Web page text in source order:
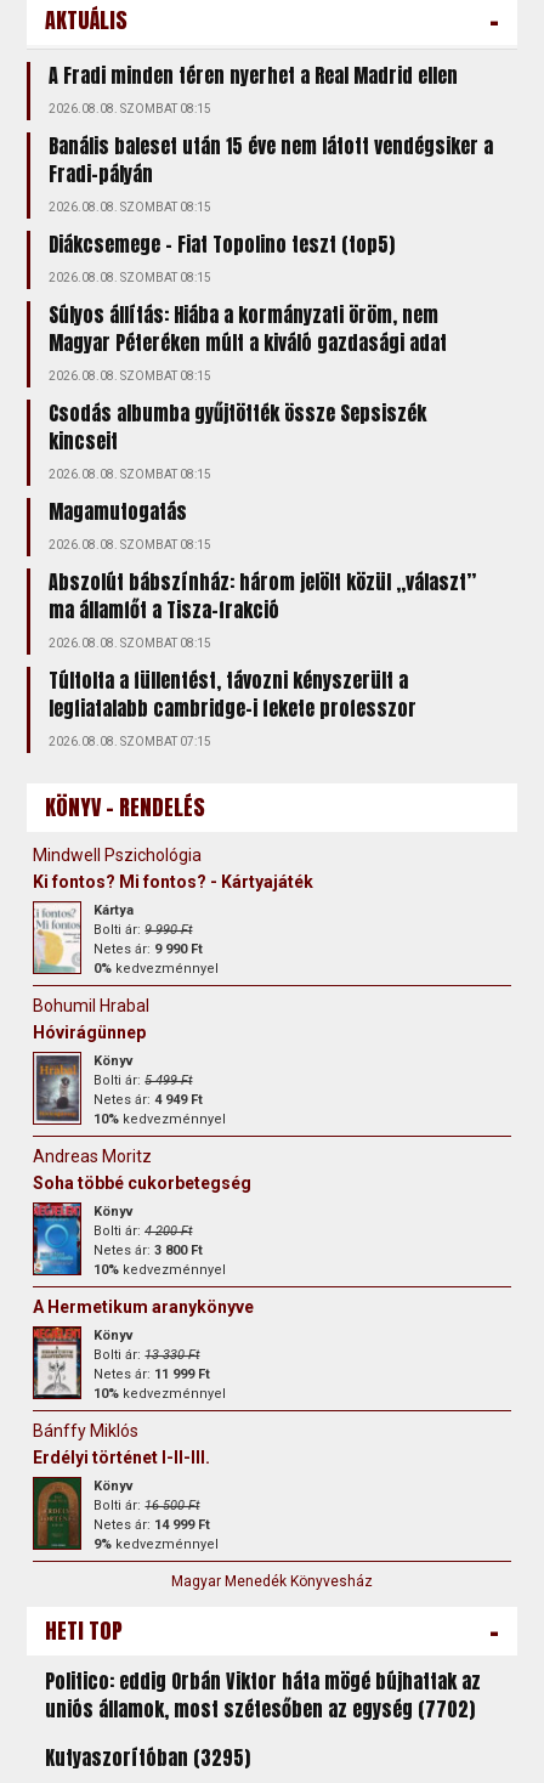
AKTUÁLIS -
A Fradi minden téren nyerhet a Real Madrid ellen
2026.08.08. SZOMBAT 08:15
Banális baleset után 15 éve nem látott vendégsiker a
Fradi-pályán
2026.08.08. SZOMBAT 08:15
Diákcsemege – Fiat Topolino teszt (top5)
2026.08.08. SZOMBAT 08:15
Súlyos állítás: Hiába a kormányzati öröm, nem
Magyar Péteréken múlt a kiváló gazdasági adat
2026.08.08. SZOMBAT 08:15
Csodás albumba gyűjtötték össze Sepsiszék
kincseit
2026.08.08. SZOMBAT 08:15
Magamutogatás
2026.08.08. SZOMBAT 08:15
Abszolút bábszínház: három jelölt közül „választ”
ma államfőt a Tisza-frakció
2026.08.08. SZOMBAT 08:15
Túltolta a füllentést, távozni kényszerült a
legfiatalabb cambridge-i fekete professzor
2026.08.08. SZOMBAT 07:15
KÖNYV - RENDELÉS
Mindwell Pszichológia
Ki fontos? Mi fontos? - Kártyajáték
Kártya
Bolti ár:9 990 Ft
Netes ár: 9 990 Ft
0% kedvezménnyel
Bohumil Hrabal
Hóvirágünnep
Könyv
Bolti ár:5 499 Ft
Netes ár:4 949 Ft
10% kedvezménnyel
Andreas Moritz
Soha többé cukorbetegség
Könyv
Bolti ár:4 200 Ft
Netes ár:3 800 Ft
10% kedvezménnyel
A Hermetikum aranykönyve
Könyv
Bolti ár:13 330 Ft
Netes ár: 11 999 Ft
10% kedvezménnyel
Bánffy Miklós
Erdélyi történet I-II-III.
Könyv
Bolti ár:16 500 Ft
Netes ár: 14 999 Ft
9% kedvezménnyel
Magyar Menedék Könyvesház
HETI TOP -
Politico: eddig Orbán Viktor háta mögé bújhattak az
uniós államok, most szétesőben az egység (7702)
Kutyaszorítóban (3295)